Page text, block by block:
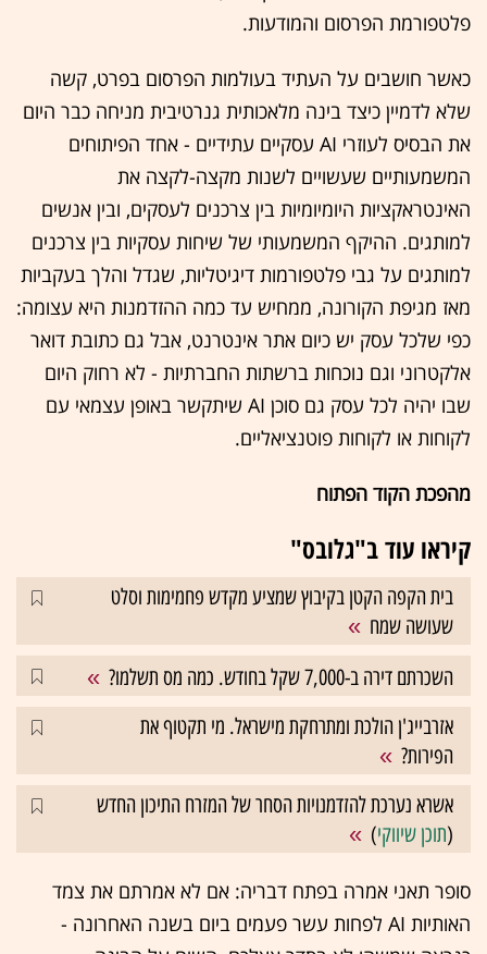
פלטפורמת הפרסום והמודעות.
כאשר חושבים על העתיד בעולמות הפרסום בפרט, קשה
שלא לדמיין כיצד בינה מלאכותית גנרטיבית מניחה כבר היום
את הבסיס לעוזרי AI עסקיים עתידיים - אחד הפיתוחים
המשמעותיים שעשויים לשנות מקצה-לקצה את
האינטראקציות היומיומיות בין צרכנים לעסקים, ובין אנשים
למותגים. ההיקף המשמעותי של שיחות עסקיות בין צרכנים
למותגים על גבי פלטפורמות דיגיטליות, שגדל והלך בעקביות
מאז מגיפת הקורונה, ממחיש עד כמה ההזדמנות היא עצומה:
כפי שלכל עסק יש כיום אתר אינטרנט, אבל גם כתובת דואר
אלקטרוני וגם נוכחות ברשתות החברתיות - לא רחוק היום
שבו יהיה לכל עסק גם סוכן AI שיתקשר באופן עצמאי עם
לקוחות או לקוחות פוטנציאליים.
מהפכת הקוד הפתוח
קיראו עוד ב"גלובס"
בית הקפה הקטן בקיבוץ שמציע מקדש פחמימות וסלט
שעושה שמח
השכרתם דירה ב-7,000 שקל בחודש. כמה מס תשלמו?
אזרבייג'ן הולכת ומתרחקת מישראל. מי תקטוף את
הפירות?
אשרא נערכת להזדמנויות הסחר של המזרח התיכון החדש
(תוכן שיווקי)
סופר תאני אמרה בפתח דבריה: אם לא אמרתם את צמד
האותיות AI לפחות עשר פעמים ביום בשנה האחרונה -